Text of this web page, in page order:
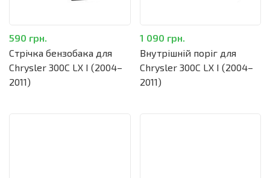
Стрічка бензобака для
Chrysler 300C LX I (2004–
2011)
590 грн.
Внутрішній поріг для
Chrysler 300C LX I (2004–
2011)
1 090 грн.